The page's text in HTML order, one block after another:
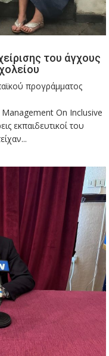
του άγχους
προγράμματος
Management On Inclusive
εκπαιδευτικοί του